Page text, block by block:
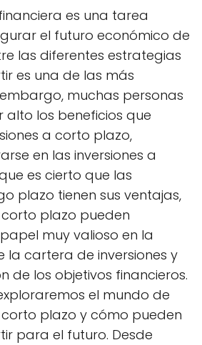
es una tarea
el futuro económico de
las diferentes estrategias
es una de las más
muchas personas
alto los beneficios que
a corto plazo,
en las inversiones a
es cierto que las
plazo tienen sus ventajas,
corto plazo pueden
muy valioso en la
la cartera de inversiones y
de los objetivos financieros.
el mundo de
corto plazo y cómo pueden
para el futuro. Desde